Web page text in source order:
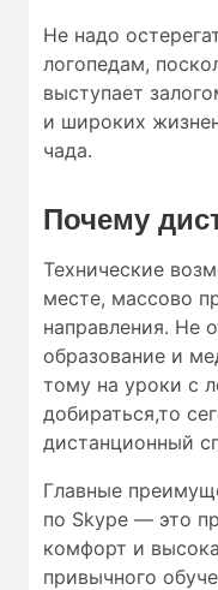
Не надо
логопедам,
выступает
и широких
чада.
Почему
Технические
месте, массово
направления. Не
образование и
тому на уроки с
добираться,то
дистанционный
Главные
по Skype — это
комфорт и
привычного